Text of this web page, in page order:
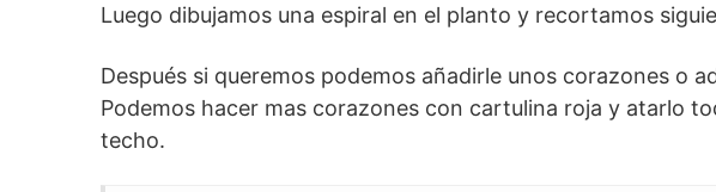
Luego dibujamos una espiral en el planto y recortamos
Después si queremos podemos añadirle unos corazones o
Podemos hacer mas corazones con cartulina roja y atarlo
techo.